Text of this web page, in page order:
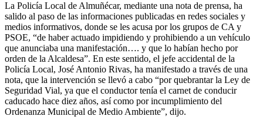
La Policía Local de Almuñécar, mediante una nota de prensa, ha
salido al paso de las informaciones publicadas en redes sociales y
medios informativos, donde se les acusa por los grupos de CA y
PSOE, “de haber actuado impidiendo y prohibiendo a un vehículo
que anunciaba una manifestación…. y que lo habían hecho por
orden de la Alcaldesa”. En este sentido, el jefe accidental de la
Policía Local, José Antonio Rivas, ha manifestado a través de una
nota, que la intervención se llevó a cabo “por quebrantar la Ley de
Seguridad Vial, ya que el conductor tenía el carnet de conducir
caducado hace diez años, así como por incumplimiento del
Ordenanza Municipal de Medio Ambiente”, dijo.